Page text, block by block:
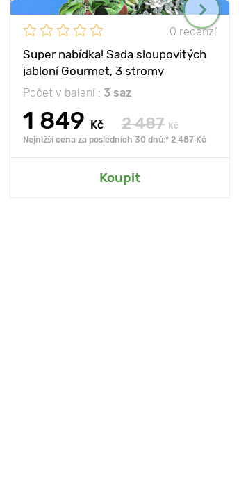
0 recenzí
Super nabídka! Sada sloupovitých
jabloní Gourmet, 3 stromy
Počet v balení : 3 saz
1 849 Kč 2 487 Kč
Nejnižší cena za posledních 30 dnů:* 2 487 Kč
Koupit